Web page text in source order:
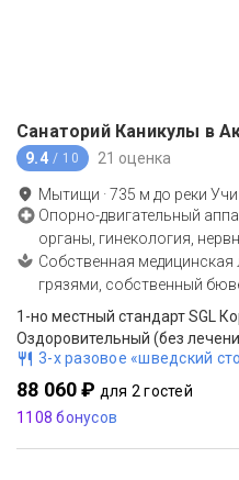
Санаторий Каникулы в
9.4 / 10 21 оценка
Мытищи ·735 м до реки Учи
Опорно-двигательный
органы, гинекология,
Собственная
грязями, собственный
1-но местный стандарт SGL
Оздоровительный (без
3-х разовое «шведский
88 060 ₽ для 2 гостей
1108 бонусов